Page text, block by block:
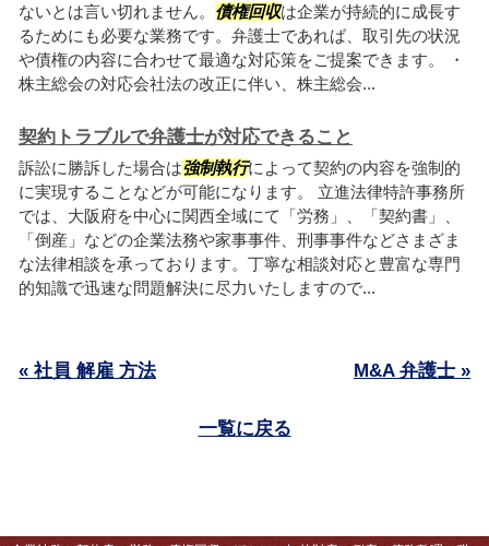
ないとは言い切れません。 債権回収は企業が持続的に成長す
るためにも必要な業務です。弁護士であれば、取引先の状況
や債権の内容に合わせて最適な対応策をご提案できます。 ・
株主総会の対応会社法の改正に伴い、株主総会...
契約トラブルで弁護士が対応できること
訴訟に勝訴した場合は強制執行によって契約の内容を強制的
に実現することなどが可能になります。 立進法律特許事務所
では、大阪府を中心に関西全域にて「労務」、「契約書」、
「倒産」などの企業法務や家事事件、刑事事件などさまざま
な法律相談を承っております。丁寧な相談対応と豊富な専門
的知識で迅速な問題解決に尽力いたしますので...
« 社員 解雇 方法 M&A 弁護士 »
一覧に戻る